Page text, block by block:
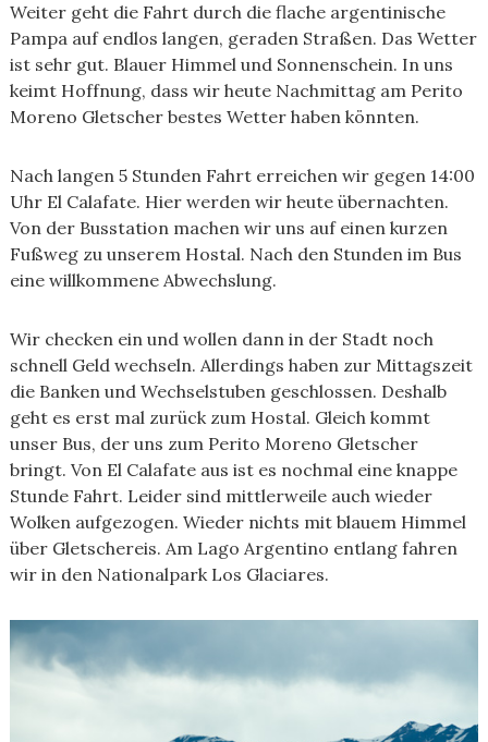
Weiter geht die Fahrt durch die flache argentinische
Pampa auf endlos langen, geraden Straßen. Das Wetter
ist sehr gut. Blauer Himmel und Sonnenschein. In uns
keimt Hoffnung, dass wir heute Nachmittag am Perito
Moreno Gletscher bestes Wetter haben könnten.
Nach langen 5 Stunden Fahrt erreichen wir gegen 14:00
Uhr El Calafate. Hier werden wir heute übernachten.
Von der Busstation machen wir uns auf einen kurzen
Fußweg zu unserem Hostal. Nach den Stunden im Bus
eine willkommene Abwechslung.
Wir checken ein und wollen dann in der Stadt noch
schnell Geld wechseln. Allerdings haben zur Mittagszeit
die Banken und Wechselstuben geschlossen. Deshalb
geht es erst mal zurück zum Hostal. Gleich kommt
unser Bus, der uns zum Perito Moreno Gletscher
bringt. Von El Calafate aus ist es nochmal eine knappe
Stunde Fahrt. Leider sind mittlerweile auch wieder
Wolken aufgezogen. Wieder nichts mit blauem Himmel
über Gletschereis. Am Lago Argentino entlang fahren
wir in den Nationalpark Los Glaciares.